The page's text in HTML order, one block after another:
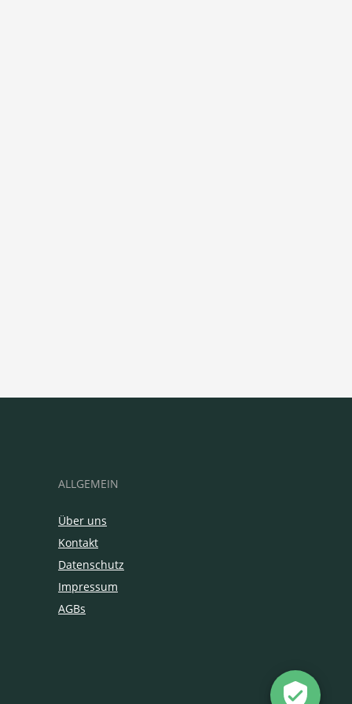
ALLGEMEIN
Über uns
Kontakt
Datenschutz
Impressum
AGBs